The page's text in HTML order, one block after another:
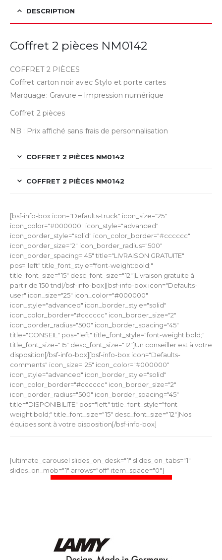
DESCRIPTION
Coffret 2 pièces NM0142
COFFRET 2 PIÈCES
Coffret carton noir avec Stylo et porte cartes
Marquage: Gravure – Impression numérique
Coffret 2 pièces
NB : Prix affiché sans frais de personnalisation
COFFRET 2 PIÈCES NM0142
COFFRET 2 PIÈCES NM0142
[bsf-info-box icon="Defaults-truck" icon_size="25"
icon_color="#000000" icon_style="advanced"
icon_border_style="solid" icon_color_border="#cccccc"
icon_border_size="2" icon_border_radius="500"
icon_border_spacing="45" title="LIVRAISON GRATUITE"
pos="left" title_font_style="font-weight:bold;"
title_font_size="15" desc_font_size="12"]Livraison gratuite à
partir de 150 tnd[/bsf-info-box][bsf-info-box icon="Defaults-
user" icon_size="25" icon_color="#000000"
icon_style="advanced" icon_border_style="solid"
icon_color_border="#cccccc" icon_border_size="2"
icon_border_radius="500" icon_border_spacing="45"
title="CONSEIL" pos="left" title_font_style="font-weight:bold;"
title_font_size="15" desc_font_size="12"]Un conseiller est à votre
disposition[/bsf-info-box][bsf-info-box icon="Defaults-
comments" icon_size="25" icon_color="#000000"
icon_style="advanced" icon_border_style="solid"
icon_color_border="#cccccc" icon_border_size="2"
icon_border_radius="500" icon_border_spacing="45"
title="DISPONIBILITE" pos="left" title_font_style="font-
weight:bold;" title_font_size="15" desc_font_size="12"]Nos
équipes sont à votre disposition[/bsf-info-box]
[ultimate_carousel slides_on_desk="1" slides_on_tabs="1"
slides_on_mob="1" arrows="off" item_space="0"]